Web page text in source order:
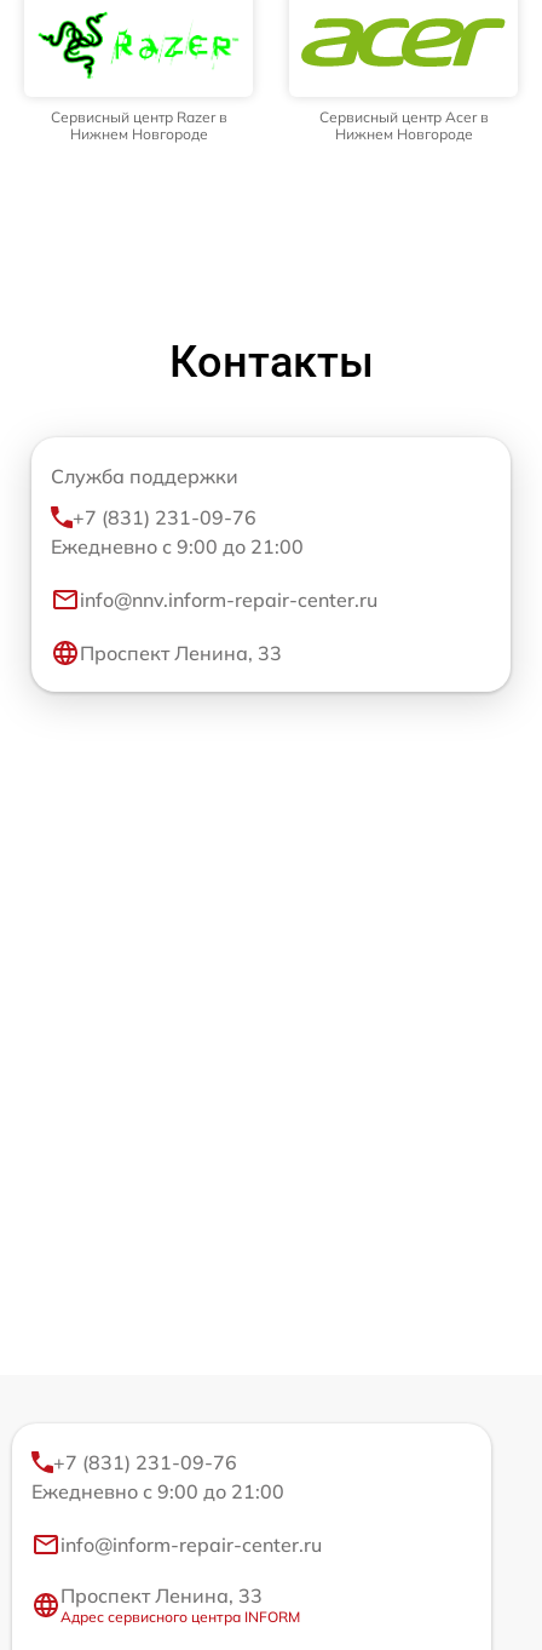
Сервисный центр Razer в
Нижнем Новгороде
Сервисный центр Acer в
Нижнем Новгороде
Контакты
Служба поддержки
+7 (831) 231-09-76
Ежедневно с 9:00 до 21:00
info@nnv.inform-repair-center.ru
Проспект Ленина, 33
+7 (831) 231-09-76
Ежедневно с 9:00 до 21:00
info@inform-repair-center.ru
Проспект Ленина, 33
Адрес сервисного центра INFORM